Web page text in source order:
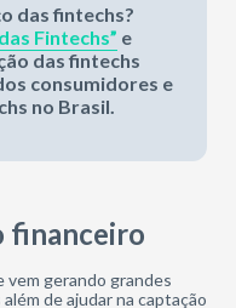
das fintechs?
Fintechs” e
das fintechs
consumidores e
no Brasil.
financeiro
vem gerando grandes
de ajudar na captação